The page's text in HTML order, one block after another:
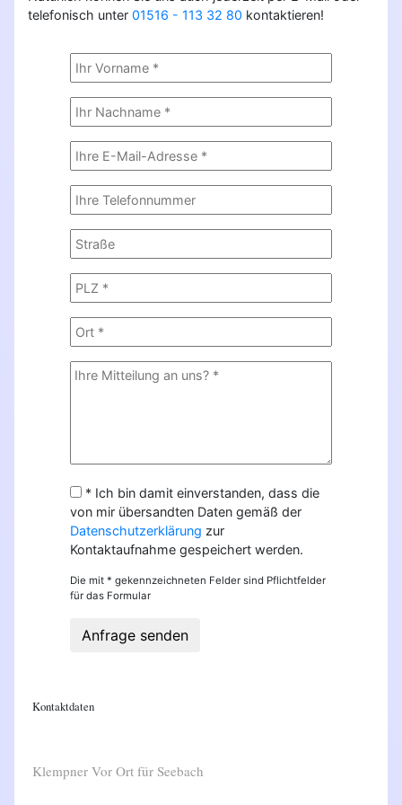
telefonisch unter 01516 - 113 32 80 kontaktieren!
* Ich bin damit einverstanden, dass die
von mir übersandten Daten gemäß der
Datenschutzerklärung zur
Kontaktaufnahme gespeichert werden.
Die mit * gekennzeichneten Felder sind Pflichtfelder
für das Formular
Anfrage senden
Kontaktdaten
Klempner Vor Ort für Seebach